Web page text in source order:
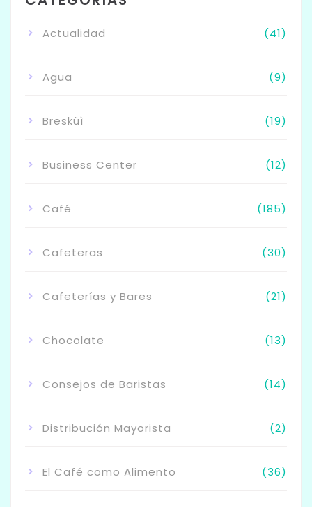
Actualidad (41)
Agua (9)
Bresküì (19)
Business Center (12)
Café (185)
Cafeteras (30)
Cafeterías y Bares (21)
Chocolate (13)
Consejos de Baristas (14)
Distribución Mayorista (2)
El Café como Alimento (36)